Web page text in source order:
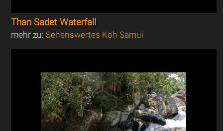
Than Sadet Waterfall
mehr zu:Sehenswertes Koh Samui